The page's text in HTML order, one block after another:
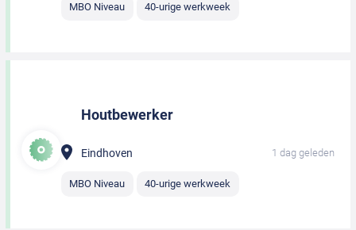
MBO Niveau 40-urige werkweek
Houtbewerker
Eindhoven 1 dag geleden
MBO Niveau 40-urige werkweek